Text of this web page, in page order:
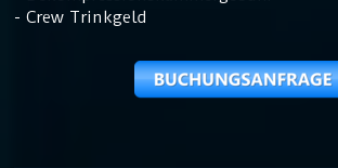
- Crew Trinkgeld